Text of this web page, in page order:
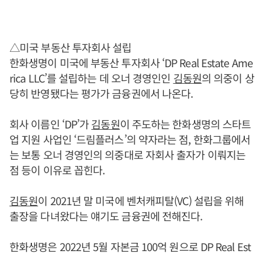
△미국 부동산 투자회사 설립
한화생명이 미국에 부동산 투자회사 ‘DP Real Estate Ame
rica LLC’를 설립하는 데 오너 경영인인 김동원의 의중이 상
당히 반영됐다는 평가가 금융권에서 나온다.
회사 이름인 ‘DP’가김동원이 주도하는 한화생명의 스타트
업 지원 사업인 ‘드림플러스’의 약자라는 점, 한화그룹에서
는 보통 오너 경영인의 의중대로 자회사 출자가 이뤄지는
점 등이 이유로 꼽힌다.
김동원이 2021년 말 미국에 벤처캐피탈(VC) 설립을 위해
출장을 다녀왔다는 얘기도 금융권에 전해진다.
한화생명은 2022년 5월 자본금 100억 원으로 DP Real Est